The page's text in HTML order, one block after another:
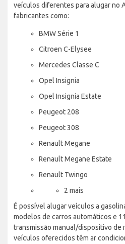
veículos diferentes para alugar no
fabricantes como:
BMW Série 1
Citroen C-Elysee
Mercedes Classe C
Opel Insignia
Opel Insignia Estate
Peugeot 208
Peugeot 308
Renault Megane
Renault Megane Estate
Renault Twingo
2 mais
É possível alugar veículos a
modelos de carros automáticos e
transmissão manual/dispositivo de
veículos oferecidos têm ar